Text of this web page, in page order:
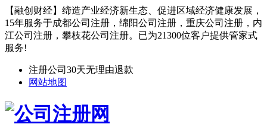
【融创财经】缔造产业经济新生态、促进区域经济健康发展，
15年服务于成都公司注册，绵阳公司注册，重庆公司注册，内
江公司注册，攀枝花公司注册。已为21300位客户提供管家式
服务!
注册公司30天无理由退款
网站地图